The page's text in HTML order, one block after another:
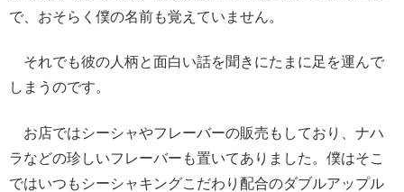
で、おそらく僕の名前も覚えていません。
それでも彼の人柄と面白い話を聞きにたまに足を運んで
しまうのです。
お店ではシーシャやフレーバーの販売もしており、ナハ
ラなどの珍しいフレーバーも置いてありました。僕はそこ
ではいつもシーシャキングこだわり配合のダブルアップル